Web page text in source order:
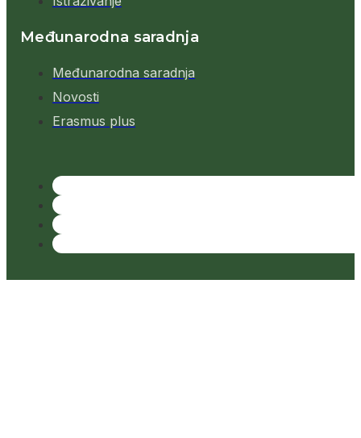
Međunarodna saradnja
Međunarodna saradnja
Novosti
Erasmus plus